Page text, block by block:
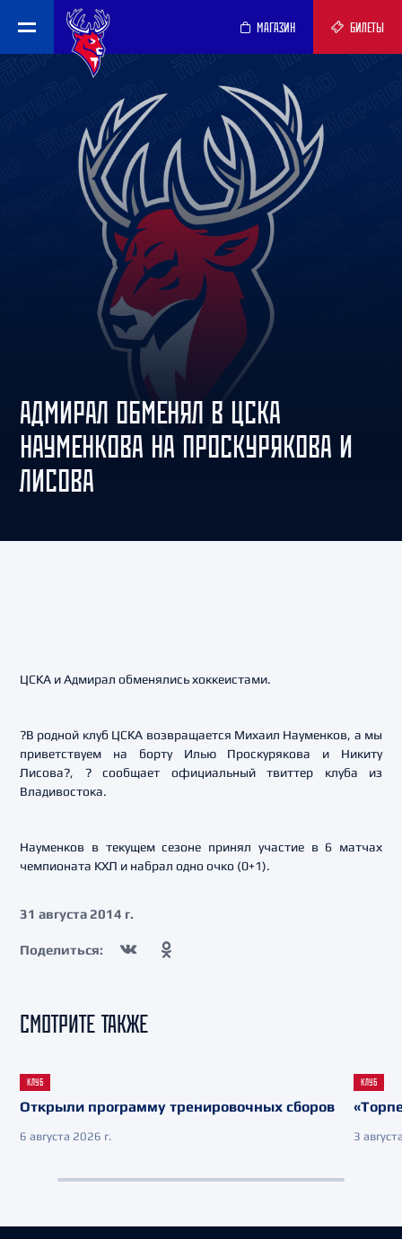
МАГАЗИН БИЛЕТЫ
АДМИРАЛ ОБМЕНЯЛ В ЦСКА
НАУМЕНКОВА НА ПРОСКУРЯКОВА И
ЛИСОВА
ЦСКА и Адмирал обменялись хоккеистами.
?В родной клуб ЦСКА возвращается Михаил Науменков, а мы
приветствуем на борту Илью Проскурякова и Никиту
Лисова?, ? сообщает официальный твиттер клуба из
Владивостока.
Науменков в текущем сезоне принял участие в 6 матчах
чемпионата КХЛ и набрал одно очко (0+1).
31 августа 2014 г.
Поделиться:
СМОТРИТЕ ТАКЖЕ
КЛУБ
Открыли программу тренировочных сборов
6 августа 2026 г.
КЛУБ
3